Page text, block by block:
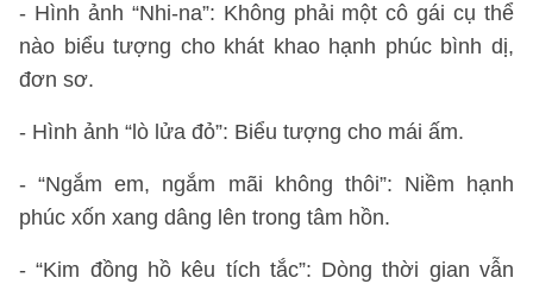
- Hình ảnh “Nhi-na”: Không phải một cô gái cụ thể
nào biểu tượng cho khát khao hạnh phúc bình dị,
đơn sơ.
- Hình ảnh “lò lửa đỏ”: Biểu tượng cho mái ấm.
- “Ngắm em, ngắm mãi không thôi”: Niềm hạnh
phúc xốn xang dâng lên trong tâm hồn.
- “Kim đồng hồ kêu tích tắc”: Dòng thời gian vẫn